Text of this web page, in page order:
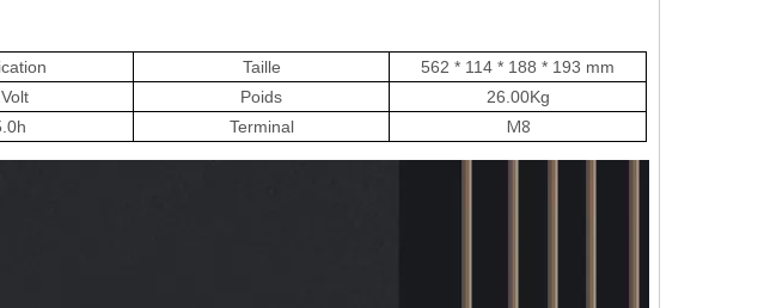
Taille 562 * 114 * 188 * 193 mm
Volt Poids 26.00Kg
.0h Terminal M8